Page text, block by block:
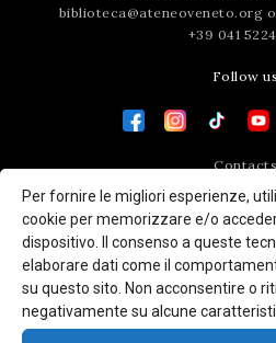
Per fornire le migliori esperienze,
cookie per memorizzare e/o
dispositivo. Il consenso a queste
elaborare dati come il
su questo sito. Non acconsentire o
negativamente su alcune
biblioteca@ateneoveneto.org
+39 041
Follow us
Contacts
Press area